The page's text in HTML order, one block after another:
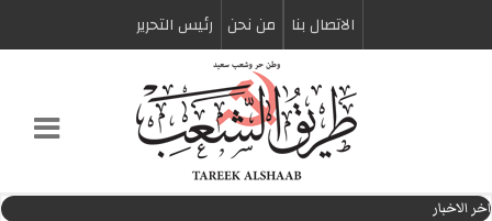
الاتصال بنا من نحن رئیس التحریر
اخر الاخبار